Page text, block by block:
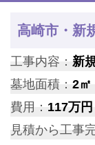
高崎市・新
工事内容： 新
墓地面積： 2㎡
費用： 117万円
見積から工事